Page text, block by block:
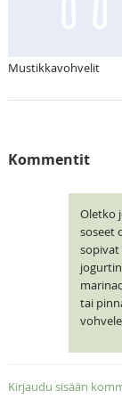
Mustikkavohvelit
Kommentit
Oletko
soseet
sopivat
tai
Kirjaudu sisään